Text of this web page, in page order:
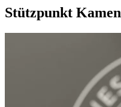
Stützpunkt Kamen